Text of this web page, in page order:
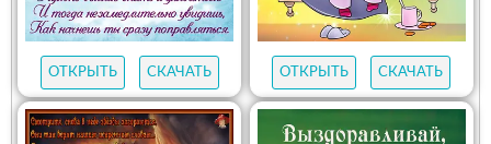
ОТКРЫТЬ СКАЧАТЬ ОТКРЫТЬ СКАЧАТЬ